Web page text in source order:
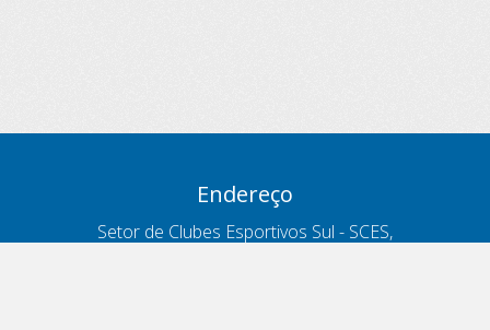
Endereço
Setor de Clubes Esportivos Sul - SCES,